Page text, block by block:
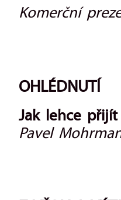
Komerční
OHLÉDNUTÍ
Jak lehce
Pavel